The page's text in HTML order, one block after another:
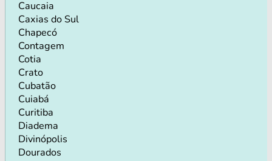
Caucaia
Caxias do Sul
Chapecó
Contagem
Cotia
Crato
Cubatão
Cuiabá
Curitiba
Diadema
Divinópolis
Dourados